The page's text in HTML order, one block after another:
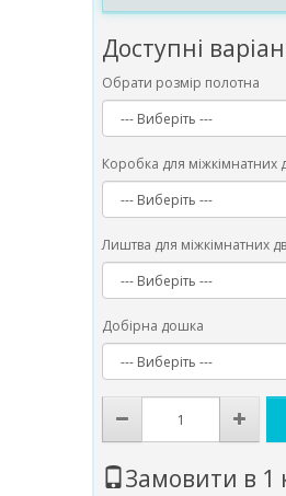
Доступні
Обрати розмір полотна
Коробка для міжкімнатних
Лиштва для міжкімнатних
Добірна дошка
Замовити в 1